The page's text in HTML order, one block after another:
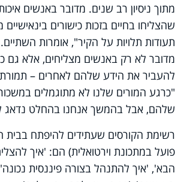
מתוך ניסיון רב שנים. מדובר באנשים
שהצליחו בחיים בזכות כישורים
תעודות תלויות על הקיר", אומרות
מדובר לא רק באנשים מצליחים, אלא גם
להעביר את הידע שלהם לאחרים –
"כרגע המורים שלנו לא מתוגמלים
שלהם, אבל בהמשך אנחנו בהחלט נדאג
רשימת הקורסים שעתידים להיפתח
פועל במתכונת וירטואלית) הם: 'איך
הבא', 'איך להתנהל בצורה פיננסית